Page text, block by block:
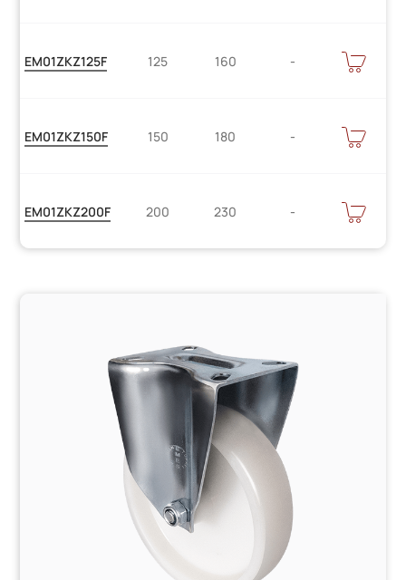
EM01ZKZ125F 125 160
В
КОРЗИНУ
EM01ZKZ150F 150 180
В
КОРЗИНУ
EM01ZKZ200F 200 230
В
КОРЗИНУ